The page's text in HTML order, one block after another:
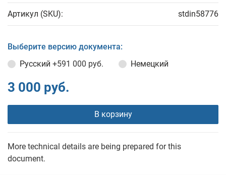
Артикул (SKU): stdin58776
Выберите версию документа:
Русский +591 000 руб. Немецкий
3 000 руб.
В корзину
More technical details are being prepared for this
document.